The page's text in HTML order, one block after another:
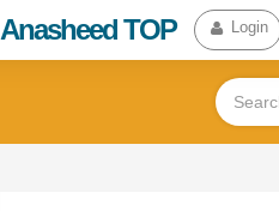
Anasheed TOP Login